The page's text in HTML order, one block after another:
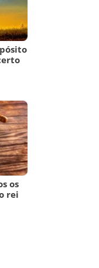
os
rei